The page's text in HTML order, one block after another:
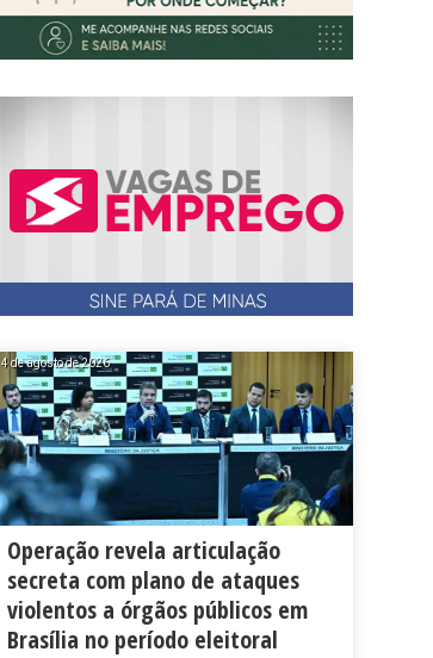
4 de agosto de 2026
Operação revela articulação
secreta com plano de ataques
violentos a órgãos públicos em
Brasília no período eleitoral